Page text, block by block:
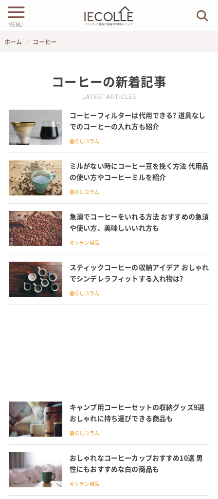
MENU
ホーム コーヒー
コーヒーの新着記事
LATEST ARTICLES
コーヒーフィルターは代用できる? 道具なし
でのコーヒーの入れ方も紹介
暮らしコラム
ミルがない時にコーヒー豆を挽く方法 代用品
の使い方やコーヒーミルを紹介
暮らしコラム
急須でコーヒーをいれる方法 おすすめの急須
や使い方、美味しいいれ方も
キッチン用品
スティックコーヒーの収納アイデア おしゃれ
でシンデレラフィットする入れ物は?
暮らしコラム
キャンプ用コーヒーセットの収納グッズ9選
おしゃれに持ち運びできる商品も
暮らしコラム
おしゃれなコーヒーカップおすすめ10選 男
性にもおすすめな白の商品も
キッチン用品